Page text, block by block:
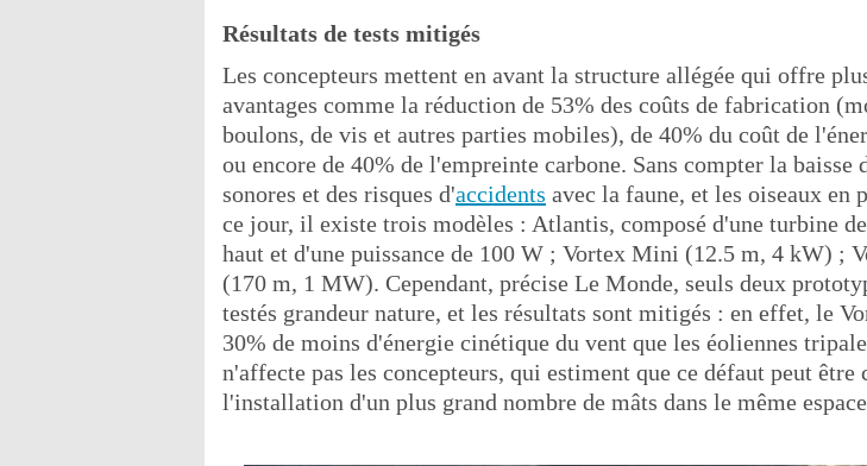
Résultats de tests mitigés
Les concepteurs mettent en avant la structure allégée qui offre
avantages comme la réduction de 53% des coûts de fabrication
boulons, de vis et autres parties mobiles), de 40% du coût de
ou encore de 40% de l'empreinte carbone. Sans compter la baisse
sonores et des risques d'accidents avec la faune, et les oiseaux en
ce jour, il existe trois modèles : Atlantis, composé d'une turbine
haut et d'une puissance de 100 W ; Vortex Mini (12.5 m, 4 kW) ;
(170 m, 1 MW). Cependant, précise Le Monde, seuls deux
testés grandeur nature, et les résultats sont mitigés : en effet, le
30% de moins d'énergie cinétique du vent que les éoliennes
n'affecte pas les concepteurs, qui estiment que ce défaut peut être
l'installation d'un plus grand nombre de mâts dans le même